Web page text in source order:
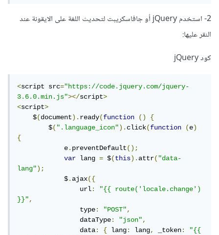
2- استخدم jQuery أو جافاسكريبت لتحديث اللغة على الايقونة عند
النقر عليها:
كود jQuery
<script src="https://code.jquery.com/jquery-
3.6.0.min.js"></script>
<script>
    $
(document).ready(function ()
{
        $
(".language_icon").click(function (e)
{
            e
.preventDefault();
var lang = $(this).attr("data-
lang");
            $
.ajax({
                url
:
"{{ route('locale.change')
}}",
                type
: "POST",
                dataType
: "json",
                data
: { lang: lang, _token:
"{{